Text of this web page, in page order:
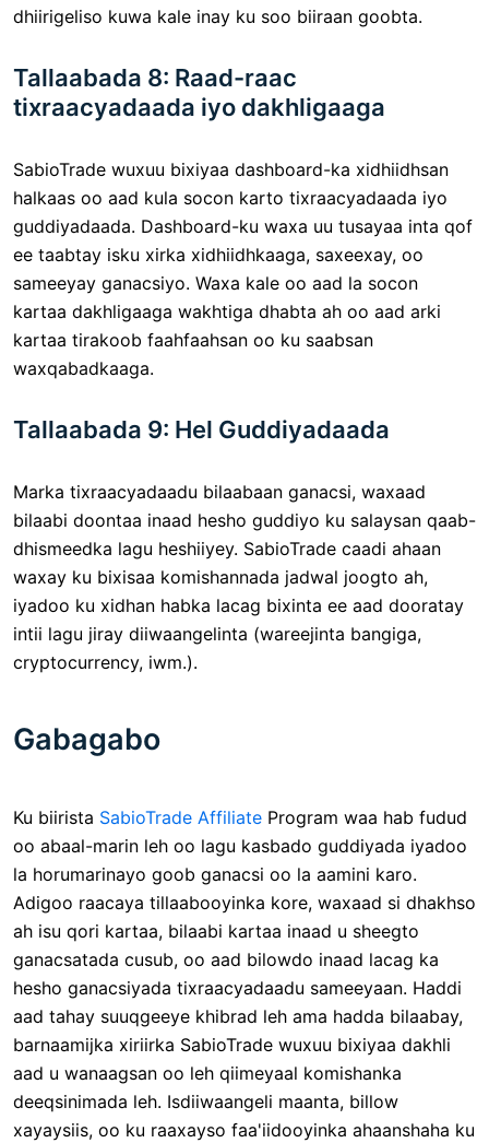
dhiirigeliso kuwa kale inay ku soo biiraan goobta.
Tallaabada 8: Raad-raac
tixraacyadaada iyo dakhligaaga
SabioTrade wuxuu bixiyaa dashboard-ka xidhiidhsan
halkaas oo aad kula socon karto tixraacyadaada iyo
guddiyadaada. Dashboard-ku waxa uu tusayaa inta qof
ee taabtay isku xirka xidhiidhkaaga, saxeexay, oo
sameeyay ganacsiyo. Waxa kale oo aad la socon
kartaa dakhligaaga wakhtiga dhabta ah oo aad arki
kartaa tirakoob faahfaahsan oo ku saabsan
waxqabadkaaga.
Tallaabada 9: Hel Guddiyadaada
Marka tixraacyadaadu bilaabaan ganacsi, waxaad
bilaabi doontaa inaad hesho guddiyo ku salaysan qaab-
dhismeedka lagu heshiiyey. SabioTrade caadi ahaan
waxay ku bixisaa komishannada jadwal joogto ah,
iyadoo ku xidhan habka lacag bixinta ee aad dooratay
intii lagu jiray diiwaangelinta (wareejinta bangiga,
cryptocurrency, iwm.).
Gabagabo
Ku biirista SabioTrade Affiliate Program waa hab fudud
oo abaal-marin leh oo lagu kasbado guddiyada iyadoo
la horumarinayo goob ganacsi oo la aamini karo.
Adigoo raacaya tillaabooyinka kore, waxaad si dhakhso
ah isu qori kartaa, bilaabi kartaa inaad u sheegto
ganacsatada cusub, oo aad bilowdo inaad lacag ka
hesho ganacsiyada tixraacyadaadu sameeyaan. Haddi
aad tahay suuqgeeye khibrad leh ama hadda bilaabay,
barnaamijka xiriirka SabioTrade wuxuu bixiyaa dakhli
aad u wanaagsan oo leh qiimeyaal komishanka
deeqsinimada leh. Isdiiwaangeli maanta, billow
xayaysiis, oo ku raaxayso faa'iidooyinka ahaanshaha ku